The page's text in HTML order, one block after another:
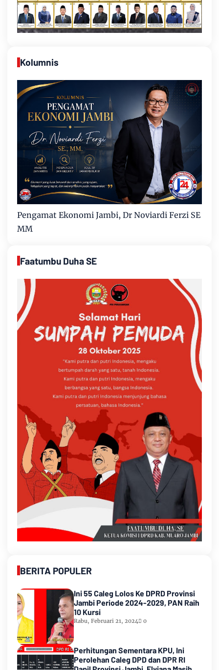
Kolumnis
Pengamat Ekonomi Jambi, Dr Noviardi Ferzi SE
MM
Faatumbu Duha SE
BERITA POPULER
Ini 55 Caleg Lolos Ke DPRD Provinsi
Jambi Periode 2024-2029, PAN Raih
10 Kursi
Rabu, Februari 21, 2024 0
Perhitungan Sementara KPU, Ini
Perolehan Caleg DPD dan DPR RI